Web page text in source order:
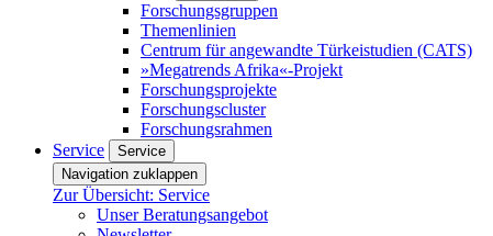
Forschungsgruppen
Themenlinien
Centrum für angewandte Türkeistudien (CATS)
»Megatrends Afrika«-Projekt
Forschungsprojekte
Forschungscluster
Forschungsrahmen
Service
Service
Navigation zuklappen
Zur Übersicht: Service
Unser Beratungsangebot